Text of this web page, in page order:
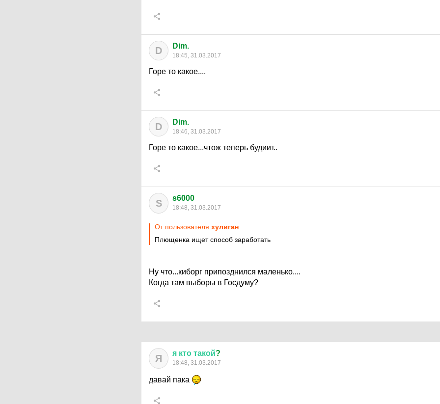
D Dim.
18:45, 31.03.2017
Горе то какое....
D Dim.
18:46, 31.03.2017
Горе то какое...чтож теперь будиит..
S s6000
18:48, 31.03.2017
От пользователя хулиган
Плющенка ищет способ заработать
Ну что...киборг припозднился маленько....
Когда там выборы в Госдуму?
Я я кто такой?
18:48, 31.03.2017
давай пака